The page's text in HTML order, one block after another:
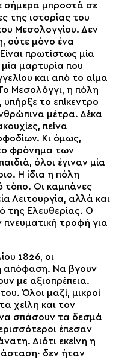
σήμερα μπροστά σε
της ιστορίας του
Μεσολογγίου. Δεν
ούτε μόνο ένα
πρωτίστως μία
μαρτυρία που
και από το αίμα
Μεσολόγγι, η πόλη
το επίκεντρο
μέτρα. Δέκα
πείνα
Κι όμως,
το φρόνημα των
όλοι έγιναν μία
Η ίδια η πόλη
τόπο. Οι καμπάνες
Λειτουργία, αλλά και
της Ελευθερίας. Ο
πνευματική τροφή για
1826, οι
απόφαση. Να βγουν
με αξιοπρέπεια.
Όλοι μαζί, μικροί
χείλη και τον
σπάσουν τα δεσμά
έπεσαν
Διότι εκείνη η
δεν ήταν